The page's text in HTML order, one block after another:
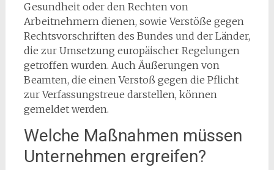
Gesundheit oder den Rechten von
Arbeitnehmern dienen, sowie Verstöße gegen
Rechtsvorschriften des Bundes und der Länder,
die zur Umsetzung europäischer Regelungen
getroffen wurden. Auch Äußerungen von
Beamten, die einen Verstoß gegen die Pflicht
zur Verfassungstreue darstellen, können
gemeldet werden.
Welche Maßnahmen müssen
Unternehmen ergreifen?